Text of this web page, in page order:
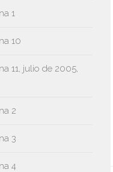
1
10
11, julio de 2005,
2
3
4